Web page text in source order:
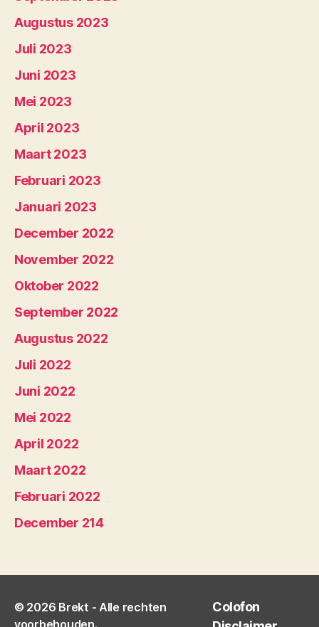
Augustus 2023
Juli 2023
Juni 2023
Mei 2023
April 2023
Maart 2023
Februari 2023
Januari 2023
December 2022
November 2022
Oktober 2022
September 2022
Augustus 2022
Juli 2022
Juni 2022
Mei 2022
April 2022
Maart 2022
Februari 2022
December 214
© 2026 Brekt - Alle rechten
voorbehouden.
Colofon